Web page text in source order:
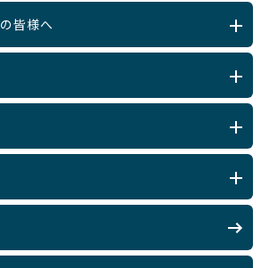
皆様へ